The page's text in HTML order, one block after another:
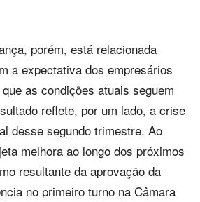
porém, está relacionada
a expectativa dos empresários
as condições atuais seguem
reflete, por um lado, a crise
desse segundo trimestre. Ao
melhora ao longo dos próximos
resultante da aprovação da
no primeiro turno na Câmara